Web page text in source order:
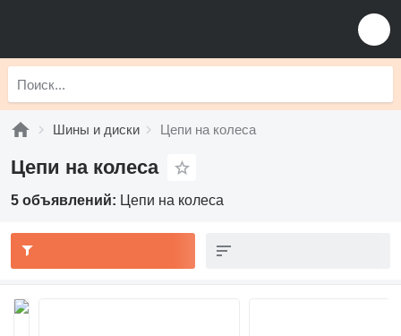
Шины и диски Цепи на колеса
Цепи на колеса
5 объявлений: Цепи на колеса